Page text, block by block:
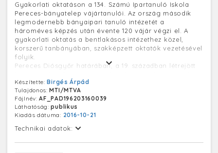
Gyakorlati oktatáson a 134. Számú Ipartanuló Iskola
Pereces-bányatelep vájártanulói. Az ország második
legmodernebb bányaipari tanuló intézetét a
hároméves képzés után évente 120 vájár végzi el. A
gyakorlati oktatás a bentlakásos intézethez közel,
korszerű tanbányában, szakképzett oktatók vezetésével
folyik.
Pereces Diósgyőr határában, a 19. században létrejött
csatolták Miskolchoz.
Készítette:Birgés Árpád
Tulajdonos:MTI/MTVA
Fájlnév:AF_PAD196203160039
Láthatóság:publikus
Kiadás dátuma: 2016-10-21
Technikai adatok: